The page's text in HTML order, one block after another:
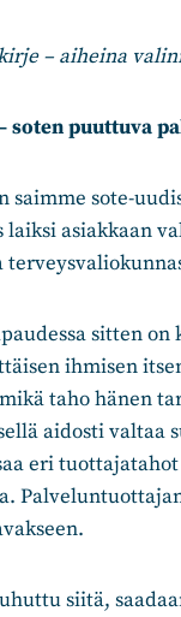
– aiheina
soten puuttuva
saimme sote-
asiakkaan
sitten
ihmisen
taho hänen
aidosti valtaa
eri
siitä,